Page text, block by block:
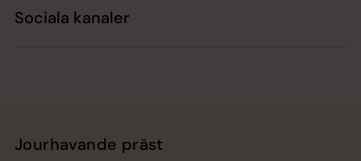
Sociala kanaler
Jourhavande präst